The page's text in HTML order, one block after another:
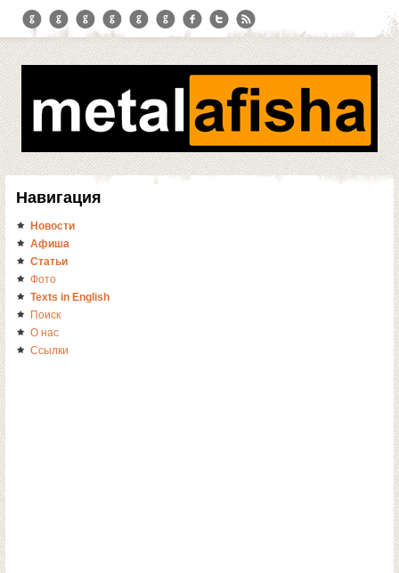
Навигация
Новости
Афиша
Статьи
Фото
Texts in English
Поиск
О нас
Ссылки